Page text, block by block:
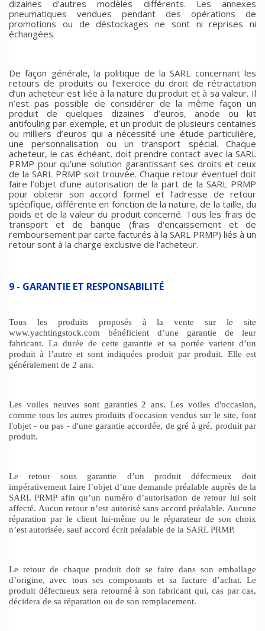
dizaines d’autres modèles différents. Les annexes
pneumatiques vendues pendant des opérations de
promotions ou de déstockages ne sont ni reprises ni
échangées.
De façon générale, la politique de la SARL concernant les
retours de produits ou l’exercice du droit de rétractation
d’un acheteur est liée à la nature du produit et à sa valeur. Il
n’est pas possible de considérer de la même façon un
produit de quelques dizaines d’euros, anode ou kit
antifouling par exemple, et un produit de plusieurs centaines
ou milliers d’euros qui a nécessité une étude particulière,
une personnalisation ou un transport spécial. Chaque
acheteur, le cas échéant, doit prendre contact avec la SARL
PRMP pour qu’une solution garantissant ses droits et ceux
de la SARL PRMP soit trouvée. Chaque retour éventuel doit
faire l’objet d’une autorisation de la part de la SARL PRMP
pour obtenir son accord formel et l’adresse de retour
spécifique, différente en fonction de la nature, de la taille, du
poids et de la valeur du produit concerné. Tous les frais de
transport et de banque (frais d'encaissement et de
remboursement par carte facturés à la SARL PRMP) liés à un
retour sont à la charge exclusive de l'acheteur.
9 - GARANTIE ET RESPONSABILITÉ
Tous les produits proposés à la vente sur le site
www.yachtingstock.com bénéficient d’une garantie de leur
fabricant. La durée de cette garantie et sa portée varient d’un
produit à l’autre et sont indiquées produit par produit. Elle est
généralement de 2 ans.
Les voiles neuves sont garanties 2 ans. Les voiles d'occasion,
comme tous les autres produits d'occasion vendus sur le site, font
l'objet - ou pas - d'une garantie accordée, de gré à gré, produit par
produit.
Le retour sous garantie d’un produit défectueux doit
impérativement faire l’objet d’une demande préalable auprès de la
SARL PRMP afin qu’un numéro d’autorisation de retour lui soit
affecté. Aucun retour n’est autorisé sans accord préalable. Aucune
réparation par le client lui-même ou le réparateur de son choix
n’est autorisée, sauf accord écrit préalable de la SARL PRMP.
Le retour de chaque produit doit se faire dans son emballage
d’origine, avec tous ses composants et sa facture d’achat. Le
produit défectueux sera retourné à son fabricant qui, cas par cas,
décidera de sa réparation ou de son remplacement.